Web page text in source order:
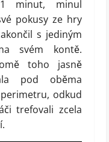
minut, minul
pokusy ze hry
s jediným
svém kontě.
toho jasně
pod oběma
odkud
trefovali zcela